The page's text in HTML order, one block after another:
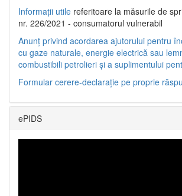
Informații utile referitoare la măsurile de
nr. 226/2021 - consumatorul vulnerabil
Anunț privind acordarea ajutorului pentru
cu gaze naturale, energie electrică sau
combustibili petrolieri și a suplimentului
Formular cerere-declarație pe proprie
ePIDS